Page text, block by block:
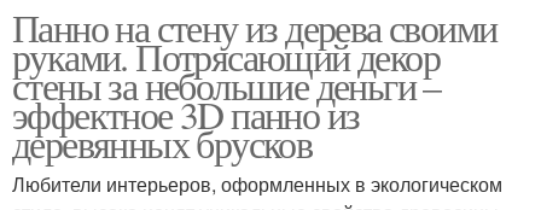
Панно на стену из дерева своими
руками. Потрясающий декор
стены за небольшие деньги –
эффектное 3D панно из
деревянных брусков
Любители интерьеров, оформленных в экологическом